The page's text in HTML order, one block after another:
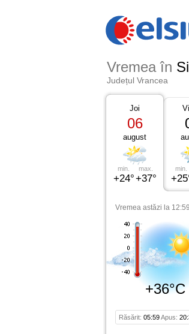
Vremea în
Județul Vrancea
Joi
06
august
min.
+24°
max.
+37°
min.
Vremea astăzi la 12:59
+36°C
Răsărit: 05:59Apus: